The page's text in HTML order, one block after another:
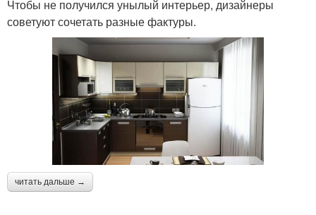
Чтобы не получился унылый интерьер, дизайнеры
советуют сочетать разные фактуры.
читать дальше →